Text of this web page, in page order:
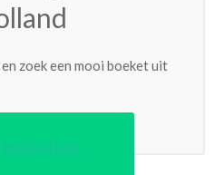
zoek een mooi boeket uit
bestellen